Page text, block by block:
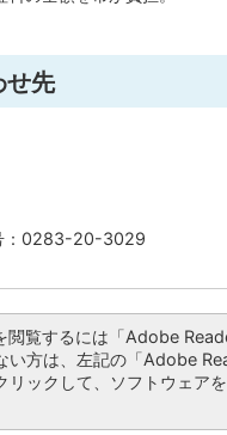
せ先
：0283-20-3029
閲覧するには「Adobe
い方は、左記の「Adobe
リックして、ソフトウェア